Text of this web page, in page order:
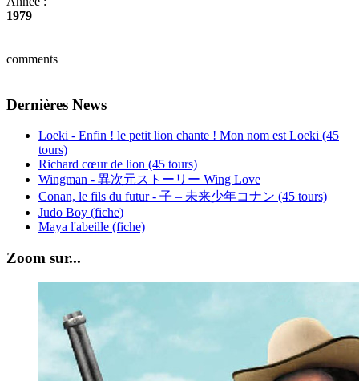
1979
comments
Dernières News
Loeki - Enfin ! le petit lion chante ! Mon nom est Loeki (45
tours)
Richard cœur de lion (45 tours)
Wingman - 異次元ストーリー Wing Love
Conan, le fils du futur - 子 – 未来少年コナン (45 tours)
Judo Boy (fiche)
Maya l'abeille (fiche)
Zoom sur...